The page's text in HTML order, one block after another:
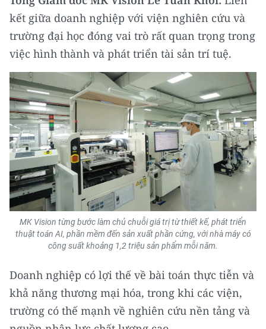
kết giữa doanh nghiệp với viện nghiên cứu và
trường đại học đóng vai trò rất quan trọng trong
việc hình thành và phát triển tài sản trí tuệ.
MK Vision từng bước làm chủ chuỗi giá trị từ thiết kế, phát triển
thuật toán AI, phần mềm đến sản xuất phần cứng, với nhà máy có
công suất khoảng 1,2 triệu sản phẩm mỗi năm.
Doanh nghiệp có lợi thế về bài toán thực tiễn và
khả năng thương mại hóa, trong khi các viện,
trường có thế mạnh về nghiên cứu nền tảng và